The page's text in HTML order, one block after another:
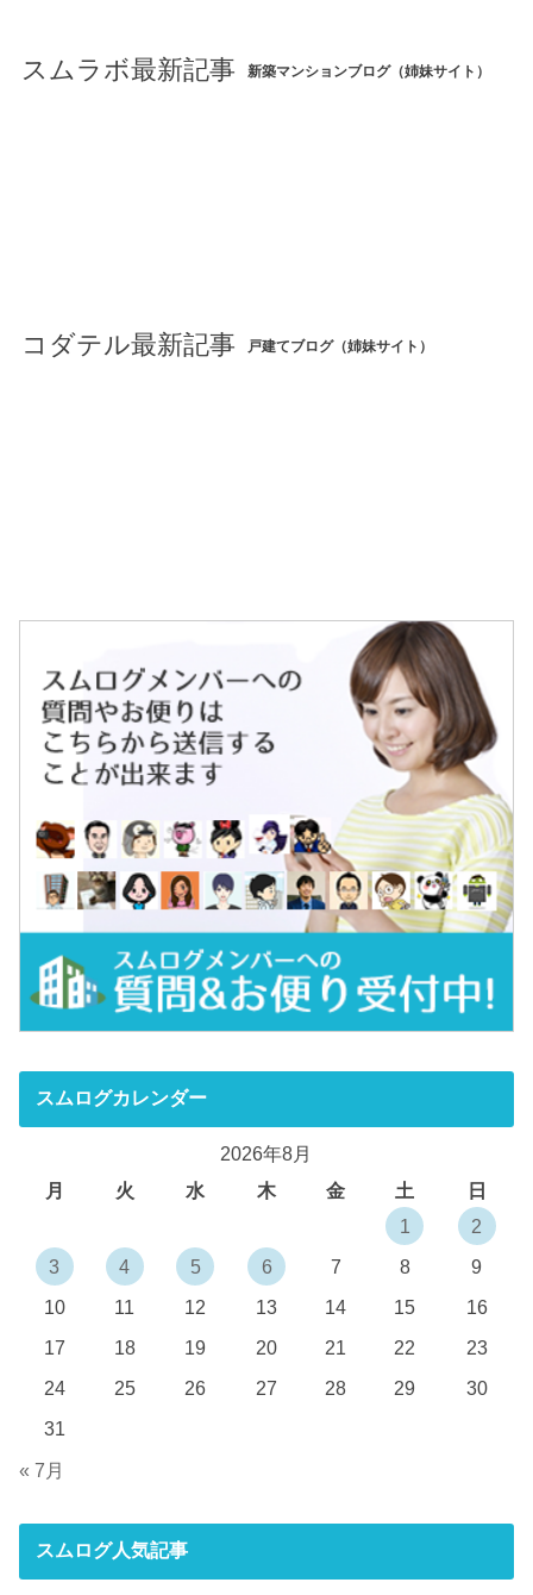
スムラボ最新記事 新築マンションブログ（姉妹サイト）
コダテル最新記事 戸建てブログ（姉妹サイト）
スムログカレンダー
2026年8月
月
火 水 木 金 土
日
1
2
3
4 5 6 7 8
9
10
11 12 13 14 15
16
17
18 19 20 21 22
23
24
25 26 27 28 29
30
31
« 7月
スムログ人気記事